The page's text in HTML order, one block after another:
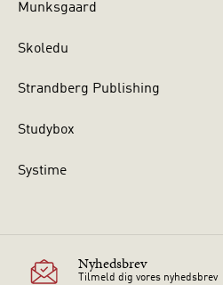
Munksgaard
Skoledu
Strandberg Publishing
Studybox
Systime
Nyhedsbrev
Tilmeld dig vores nyhedsbrev